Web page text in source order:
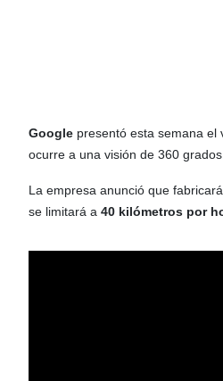
Google presentó esta semana el
ocurre a una visión de 360 grados.
La empresa anunció que
se limitará a 40 kilómetros por